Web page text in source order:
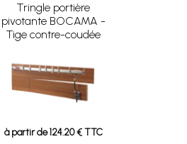
Tringle portière
pivotante BOCAMA -
Tige contre-coudée
à partir de 124.20 € TTC